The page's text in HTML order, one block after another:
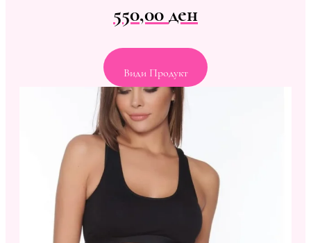
550,00ден
Види Продукт